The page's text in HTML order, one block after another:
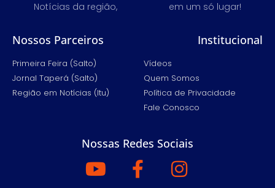
Notícias da região, em um só lugar!
Nossos Parceiros
Primeira Feira (Salto)
Jornal Taperá (Salto)
Região em Notícias (Itu)
Institucional
Vídeos
Quem Somos
Política de Privacidade
Fale Conosco
Nossas Redes Sociais